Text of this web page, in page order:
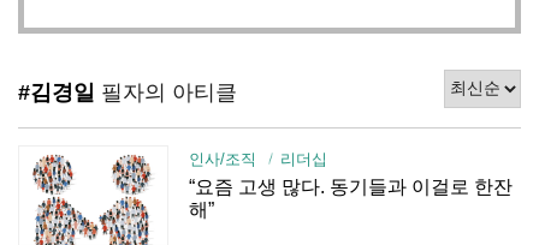
#김경일 필자의 아티클
인사/조직 리더십
“요즘 고생 많다. 동기들과 이걸로 한잔
해”